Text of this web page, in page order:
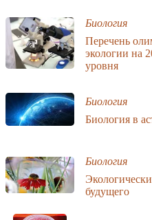
Биология
Перечень
экологии на
уровня
Биология
Биология в
Биология
будущего